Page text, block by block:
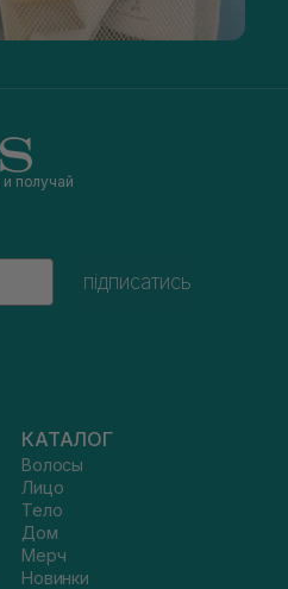
и получай
підписатись
КАТАЛОГ
Волосы
Лицо
Тело
Дом
Мерч
Новинки